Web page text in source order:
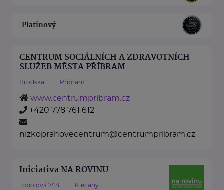
Platinový
CENTRUM SOCIÁLNÍCH A ZDRAVOTNÍCH
SLUŽEB MĚSTA PŘÍBRAM
Brodská Příbram
www.centrumpribram.cz
+420 778 761 612
nizkoprahovecentrum@centrumpribram.cz
Iniciativa NA ROVINU
Topolová 748 Klecany